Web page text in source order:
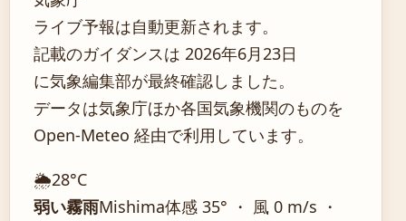
ライブ予報は自動更新されます。
記載のガイダンスは 2026年6月23日
に気象編集部が最終確認しました。
データは気象庁ほか各国気象機関のものを
Open-Meteo 経由で利用しています。
🌦️28°C
弱い霧雨Mishima体感 35° ・ 風 0 m/s ・